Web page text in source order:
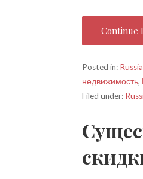
Continue
Posted in:
недвижимость,
Filed under: